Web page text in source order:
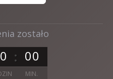
zostało
0 00
MIN.